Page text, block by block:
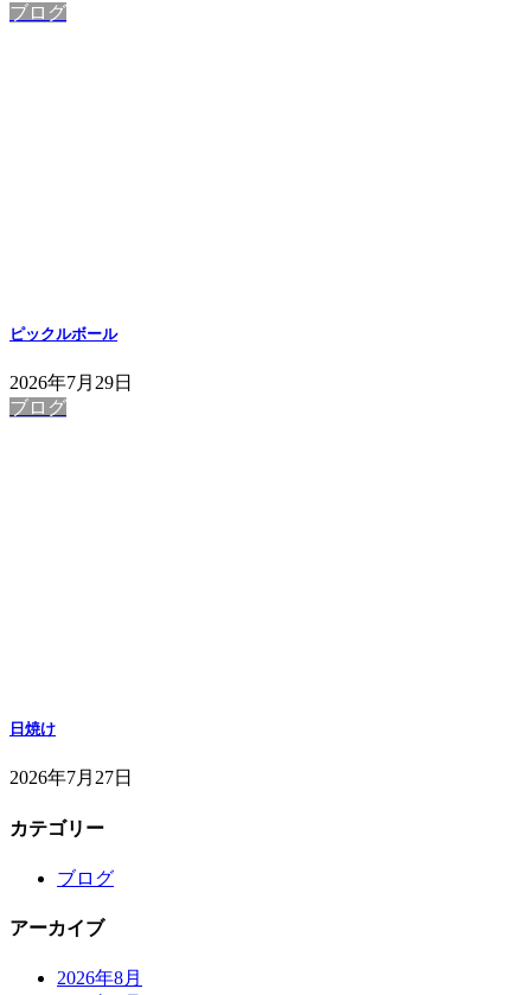
ブログ
ピックルボール
2026年7月29日
ブログ
日焼け
2026年7月27日
カテゴリー
ブログ
アーカイブ
2026年8月